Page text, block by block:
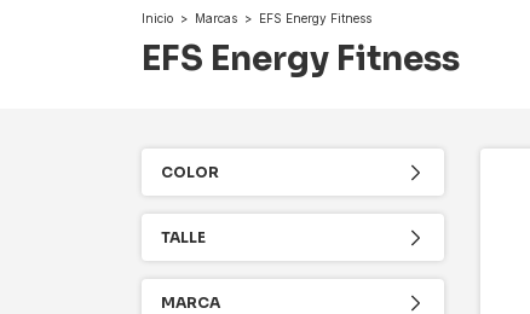
Inicio > Marcas > EFS Energy Fitness
EFS Energy Fitness
COLOR
TALLE
MARCA